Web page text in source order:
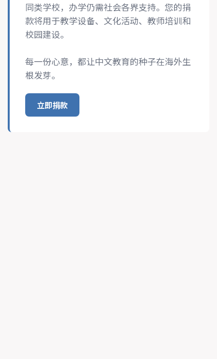
同类学校，办学仍需社会各界支持。您的捐
款将用于教学设备、文化活动、教师培训和
校园建设。
每一份心意，都让中文教育的种子在海外生
根发芽。
立即捐款